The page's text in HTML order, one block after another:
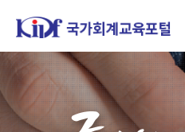
홈페이지가 새롭게 개편되
한국조세재정연구원홈페